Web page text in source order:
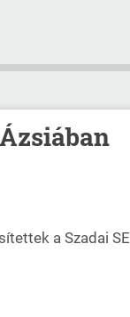
a Szadai SE